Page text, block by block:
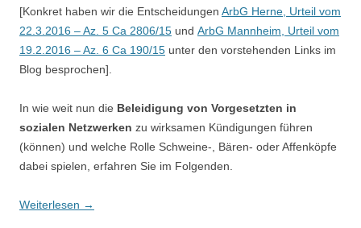
[Konkret haben wir die Entscheidungen ArbG Herne, Urteil vom
22.3.2016 – Az. 5 Ca 2806/15 und ArbG Mannheim, Urteil vom
19.2.2016 – Az. 6 Ca 190/15 unter den vorstehenden Links im
Blog besprochen].
In wie weit nun die Beleidigung von Vorgesetzten in
sozialen Netzwerken zu wirksamen Kündigungen führen
(können) und welche Rolle Schweine-, Bären- oder Affenköpfe
dabei spielen, erfahren Sie im Folgenden.
Weiterlesen →